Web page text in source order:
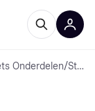
Onderdelen/ Stems